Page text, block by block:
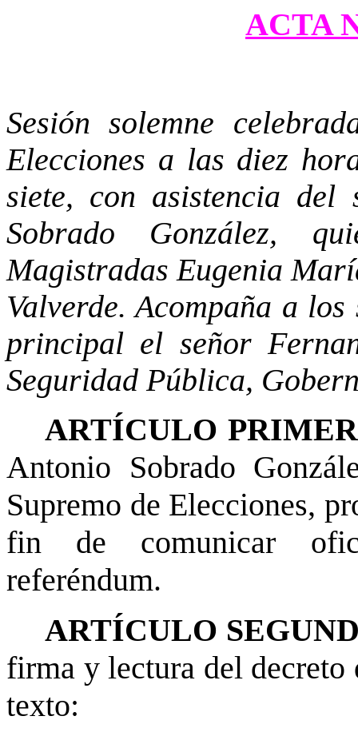
ACTA
Sesión solemne
Elecciones a las diez
siete, con asistencia del
Sobrado González,
Magistradas Eugenia
Valverde. Acompaña a
principal el señor
Seguridad Pública,
ARTÍCULO
Antonio Sobrado
Supremo de Elecciones,
fin de comunicar
referéndum.
ARTÍCULO
firma y lectura del decreto
texto: